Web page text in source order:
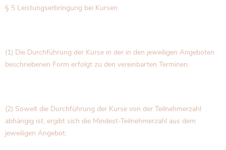
§ 5 Leistungserbringung bei Kursen
(1) Die Durchführung der Kurse in der in den jeweiligen Angeboten
beschriebenen Form erfolgt zu den vereinbarten Terminen.
(2) Soweit die Durchführung der Kurse von der Teilnehmerzahl
abhängig ist, ergibt sich die Mindest-Teilnehmerzahl aus dem
jeweiligen Angebot.